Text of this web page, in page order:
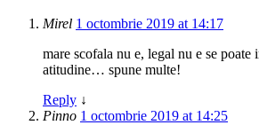
Mirel 1 octombrie 2019 at 14:17
mare scofala nu e, legal nu e se poate
atitudine… spune multe!
Reply ↓
Pinno 1 octombrie 2019 at 14:25